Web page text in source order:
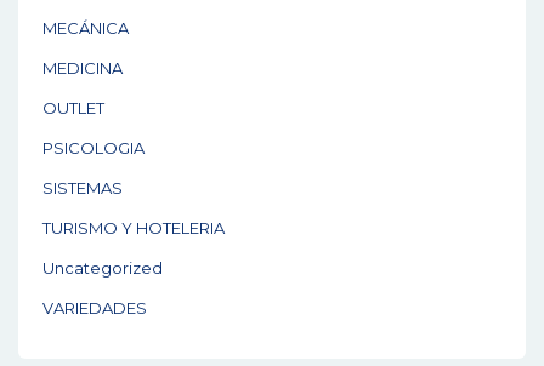
MECÁNICA
MEDICINA
OUTLET
PSICOLOGIA
SISTEMAS
TURISMO Y HOTELERIA
Uncategorized
VARIEDADES